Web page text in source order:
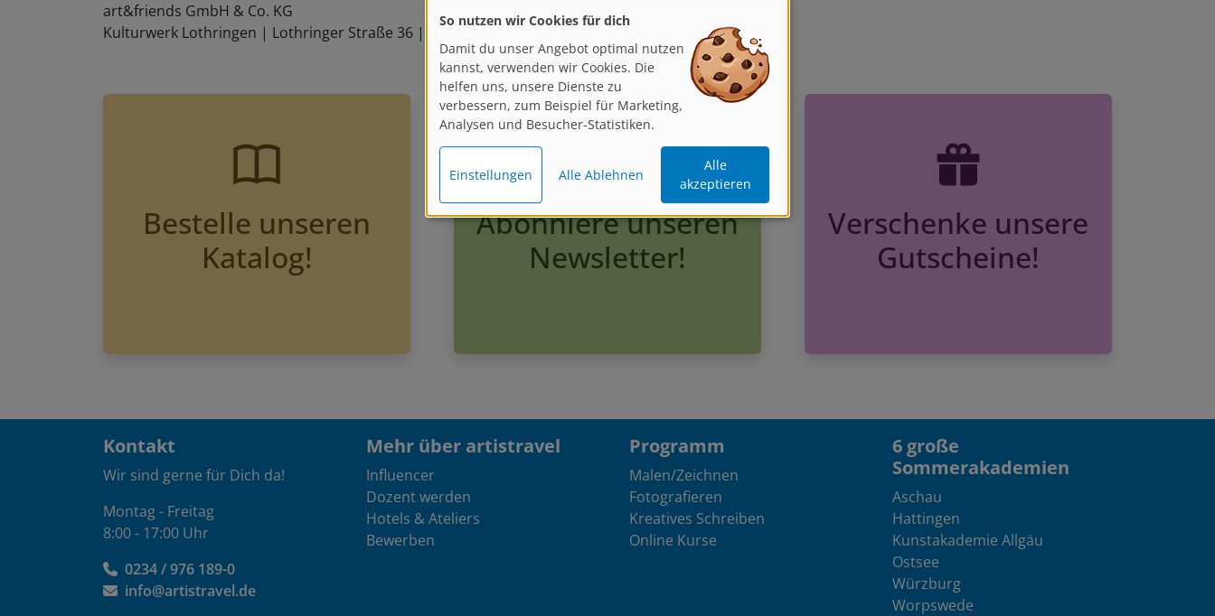
art&friends GmbH & Co. KG
Kulturwerk Lothringen | Lothringer Straße 36 | D 44805 Bochum
Bestelle unseren
Katalog!
Abonniere unseren
Newsletter!
Verschenke unsere
Gutscheine!
Kontakt
Wir sind gerne für Dich da!
Montag - Freitag
8:00 - 17:00 Uhr
0234 / 976 189-0
info@artistravel.de
Mehr über artistravel
Influencer
Dozent werden
Hotels & Ateliers
Bewerben
Programm
Malen/Zeichnen
Fotografieren
Kreatives Schreiben
Online Kurse
6 große
Sommerakademien
Aschau
Hattingen
Kunstakademie Allgäu
Ostsee
Würzburg
Worpswede
So nutzen wir Cookies für dich
Damit du unser Angebot optimal nutzen
kannst, verwenden wir Cookies. Die
helfen uns, unsere Dienste zu
verbessern, zum Beispiel für Marketing,
Analysen und Besucher-Statistiken.
Einstellungen Alle Ablehnen
Alle
akzeptieren